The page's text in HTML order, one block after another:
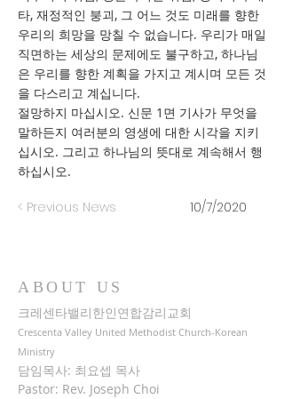
타, 재정적인 붕괴, 그 어느 것도 미래를 향한
우리의 희망을 망칠 수 없습니다. 우리가 매일
직면하는 세상의 문제에도 불구하고, 하나님
은 우리를 향한 계획을 가지고 계시며 모든 것
을 다스리고 계십니다.
절망하지 마십시오. 신문 1면 기사가 무엇을
말하든지 여러분의 영생에 대한 시각을 지키
십시오. 그리고 하나님의 뜻대로 계속해서 행
하십시오.
< Previous News 10/7/2020
ABOUT US
크레센타밸리한인연합감리교회
Crescenta Valley United Methodist Church-Korean
Ministry
담임목사: 최요셉 목사
Pastor: Rev. Joseph Choi